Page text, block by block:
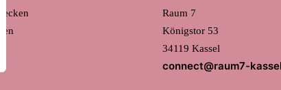
Raum 7
Königstor 53
34119 Kassel
connect@raum7-